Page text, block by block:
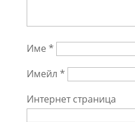
Име *
Имейл *
Интернет страница